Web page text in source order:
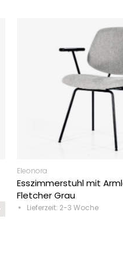
Eleonora
Esszimmerstuhl mit
Fletcher Grau
Lieferzeit: 2-3 Woche